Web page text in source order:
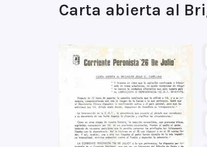
Carta abierta al